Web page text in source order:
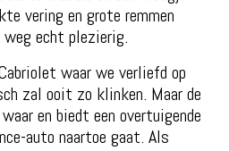
vering en grote remmen
weg echt plezierig.
waar we verliefd op
zal ooit zo klinken. Maar de
en biedt een overtuigende
auto naartoe gaat. Als